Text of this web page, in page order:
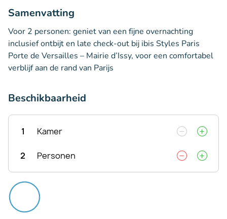
Samenvatting
Voor 2 personen: geniet van een fijne overnachting
inclusief ontbijt en late check-out bij ibis Styles Paris
Porte de Versailles – Mairie d’Issy, voor een comfortabel
verblijf aan de rand van Parijs
Beschikbaarheid
1 Kamer
2 Personen